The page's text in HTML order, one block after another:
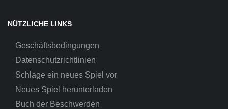
NÜTZLICHE LINKS
Geschäftsbedingungen
Datenschutzrichtlinien
Schlage ein neues Spiel vor
Neues Spiel herunterladen
Buch der Beschwerden